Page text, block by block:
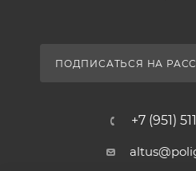
ПОДПИСАТЬСЯ НА
+7 (951)